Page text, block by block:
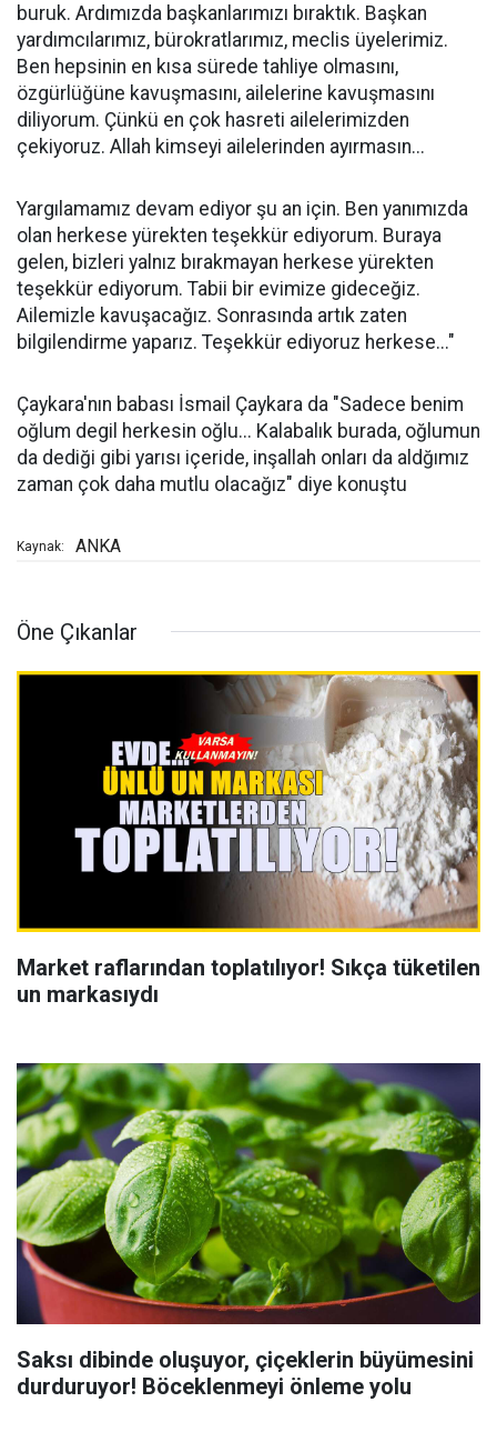
buruk. Ardımızda başkanlarımızı bıraktık. Başkan
yardımcılarımız, bürokratlarımız, meclis üyelerimiz.
Ben hepsinin en kısa sürede tahliye olmasını,
özgürlüğüne kavuşmasını, ailelerine kavuşmasını
diliyorum. Çünkü en çok hasreti ailelerimizden
çekiyoruz. Allah kimseyi ailelerinden ayırmasın...
Yargılamamız devam ediyor şu an için. Ben yanımızda
olan herkese yürekten teşekkür ediyorum. Buraya
gelen, bizleri yalnız bırakmayan herkese yürekten
teşekkür ediyorum. Tabii bir evimize gideceğiz.
Ailemizle kavuşacağız. Sonrasında artık zaten
bilgilendirme yaparız. Teşekkür ediyoruz herkese..."
Çaykara'nın babası İsmail Çaykara da "Sadece benim
oğlum degil herkesin oğlu... Kalabalık burada, oğlumun
da dediği gibi yarısı içeride, inşallah onları da aldğımız
zaman çok daha mutlu olacağız" diye konuştu
Kaynak: ANKA
Öne Çıkanlar
Market raflarından toplatılıyor! Sıkça tüketilen
un markasıydı
Saksı dibinde oluşuyor, çiçeklerin büyümesini
durduruyor! Böceklenmeyi önleme yolu